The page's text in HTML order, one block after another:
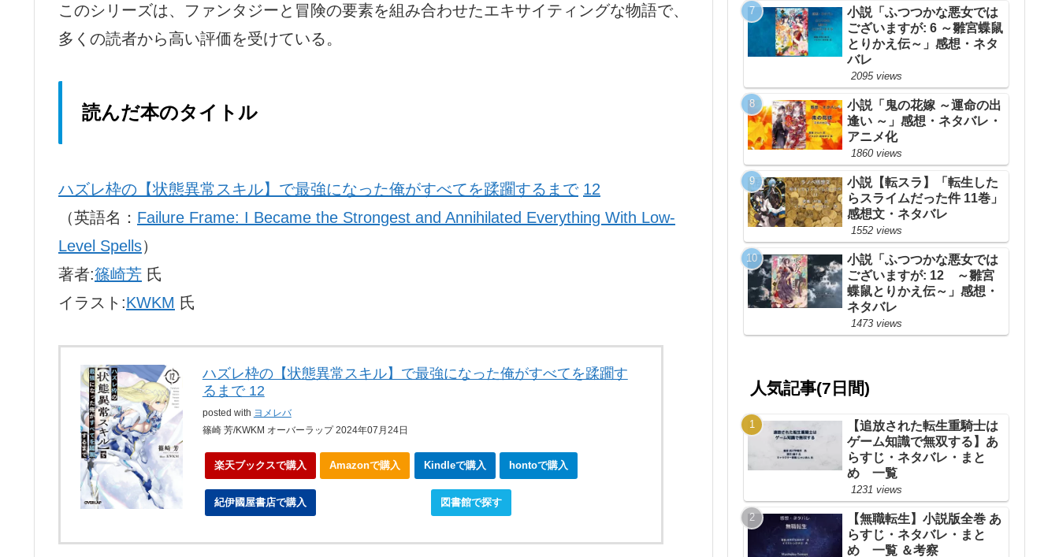
このシリーズは、ファンタジーと冒険の要素を組み合わせたエキサイティングな物語で、
多くの読者から高い評価を受けている。
読んだ本のタイトル
ハズレ枠の【状態異常スキル】で最強になった俺がすべてを蹂躙するまで 12
（英語名： Failure Frame: I Became the Strongest and Annihilated Everything With Low-
Level Spells）
著者:篠崎芳 氏
イラスト:KWKM 氏
ハズレ枠の【状態異常スキル】で最強になった俺がすべてを蹂躙す
るまで 12
posted with ヨメレバ
篠崎 芳/KWKM オーバーラップ 2024年07月24日
楽天ブックスで購入 Amazonで購入 Kindleで購入 hontoで購入
紀伊國屋書店で購入 図書館で探す
小説「ふつつかな悪女では
ございますが: 6 ～雛宮蝶鼠
とりかえ伝～」感想・ネタ
バレ
2095 views
小説「鬼の花嫁 ～運命の出
逢い ～」感想・ネタバレ・
アニメ化
1860 views
小説【転スラ】「転生した
らスライムだった件 11巻」
感想文・ネタバレ
1552 views
小説「ふつつかな悪女では
ございますが: 12 ～雛宮
蝶鼠とりかえ伝～」感想・
ネタバレ
1473 views
人気記事(7日間)
【追放された転生重騎士は
ゲーム知識で無双する】あ
らすじ・ネタバレ・まと
め 一覧
1231 views
【無職転生】小説版全巻 あ
らすじ・ネタバレ・まと
め 一覧 ＆考察